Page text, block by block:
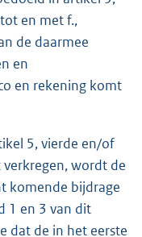
en met f.,
de daarmee
en
en rekening komt
5, vierde en/of
wordt de
komende bijdrage
1 en 3 van dit
dat de in het eerste